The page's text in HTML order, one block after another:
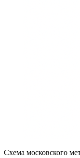
Схема московского